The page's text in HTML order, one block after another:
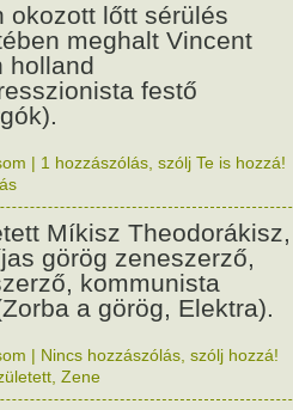
okozott lőtt sérülés
meghalt Vincent
holland
festő
| 1 hozzászólás, szólj Te is hozzá!
Míkisz Theodorákisz,
görög zeneszerző,
kommunista
a görög, Elektra).
| Nincs hozzászólás, szólj hozzá!
Zene